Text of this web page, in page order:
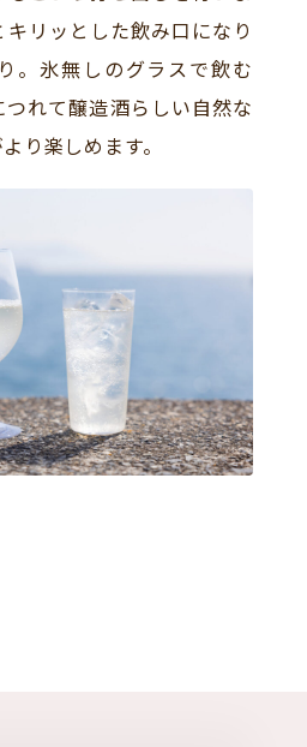
リッとした飲み口になり
。氷無しのグラスで飲む
れて醸造酒らしい自然な
り楽しめます。